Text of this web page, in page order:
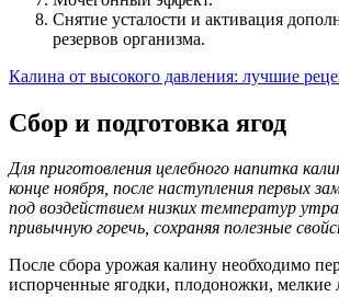
Снятие усталости и активация
резервов организма.
Калина от высокого давления: лучшие
Сбор и подготовка ягод
Для приготовления целебного напитка
конце ноября, после наступления первых
под воздействием низких температур
привычную горечь, сохраняя полезные
После сбора урожая калину необходимо
испорченные ягодки, плодоножки, мелкие